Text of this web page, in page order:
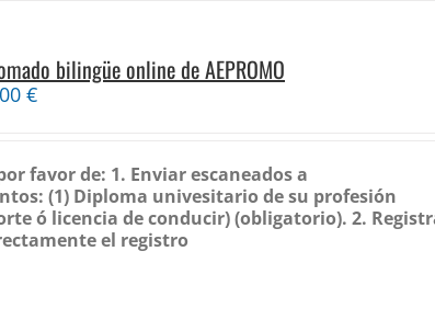
bilingüe online de AEPROMO
€
favor de: 1. Enviar escaneados a
(1) Diploma univesitario de su profesión
ó licencia de conducir) (obligatorio). 2.
el registro